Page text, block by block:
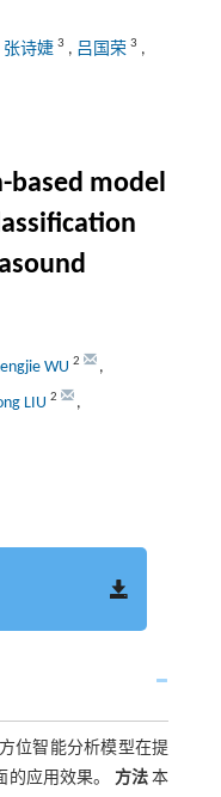
张诗婕 3 , 吕国荣 3 ,
model
WU 2
,
LIU 2
,
位智能分析模型在提
的应用效果。 方法 本